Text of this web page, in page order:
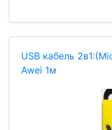
USB кабель
Awei 1м